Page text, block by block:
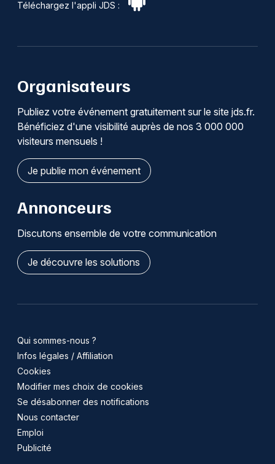
Téléchargez l'appli JDS :
Organisateurs
Publiez votre événement gratuitement sur le site jds.fr.
Bénéficiez d'une visibilité auprès de nos 3 000 000
visiteurs mensuels !
Je publie mon événement
Annonceurs
Discutons ensemble de votre communication
Je découvre les solutions
Qui sommes-nous ?
Infos légales / Affiliation
Cookies
Modifier mes choix de cookies
Se désabonner des notifications
Nous contacter
Emploi
Publicité